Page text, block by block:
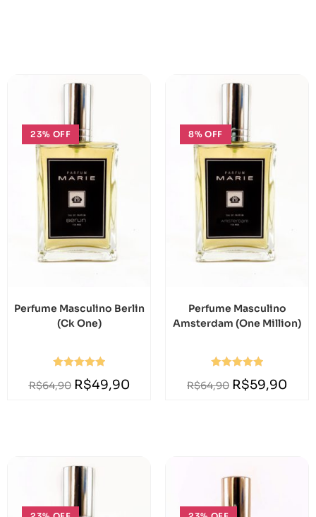
23% OFF
Perfume Masculino Berlin
(Ck One)
Avaliação
5.00 de 5
R$64,90 R$49,90
8% OFF
Perfume Masculino
Amsterdam (One Million)
Avaliação
5.00 de 5
R$64,90 R$59,90